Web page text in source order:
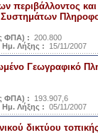
περιβάλλοντος
ΦΠΑ) : 200.800
Ημ. Λήξης : 15/11/2007
Γεωγραφικό
ΦΠΑ) :
193.907,6
Ημ. Λήξης : 05/11/2007
δικτύου